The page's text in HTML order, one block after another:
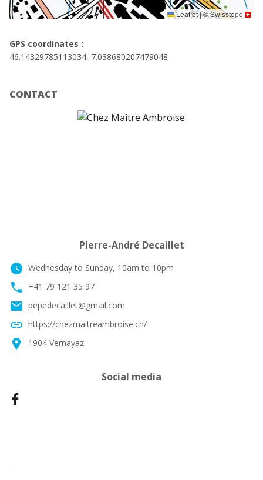
Leaflet|©Swisstopo
GPS coordinates :
46.14329785113034, 7.038680207479048
CONTACT
Pierre-André Decaillet
watch_later Wednesday to Sunday, 10am to 10pm
phone +41 79 121 35 97
email pepedecaillet@gmail.com
link https://chezmaitreambroise.ch/
location_on 1904 Vernayaz
Social media